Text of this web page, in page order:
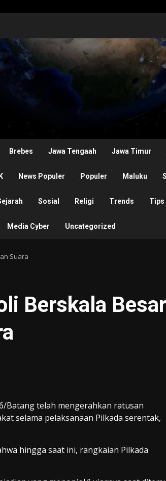
Brebes Jawa Tengaah Jawa Timur
News Populer Populer Maluku
Sosial Religi Trends Tips
Media Cyber Uncategorized
Suara
Berskala Besar
Batang telah mengerahkan ratusan
selama pelaksanaan Pilkada serentak,
hingga saat ini, rangkaian Pilkada